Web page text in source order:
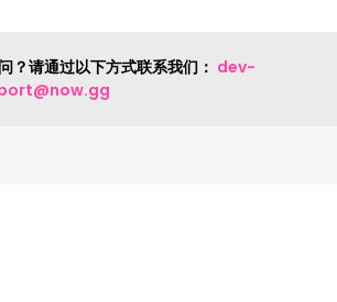
？请通过以下方式联系我们： dev-